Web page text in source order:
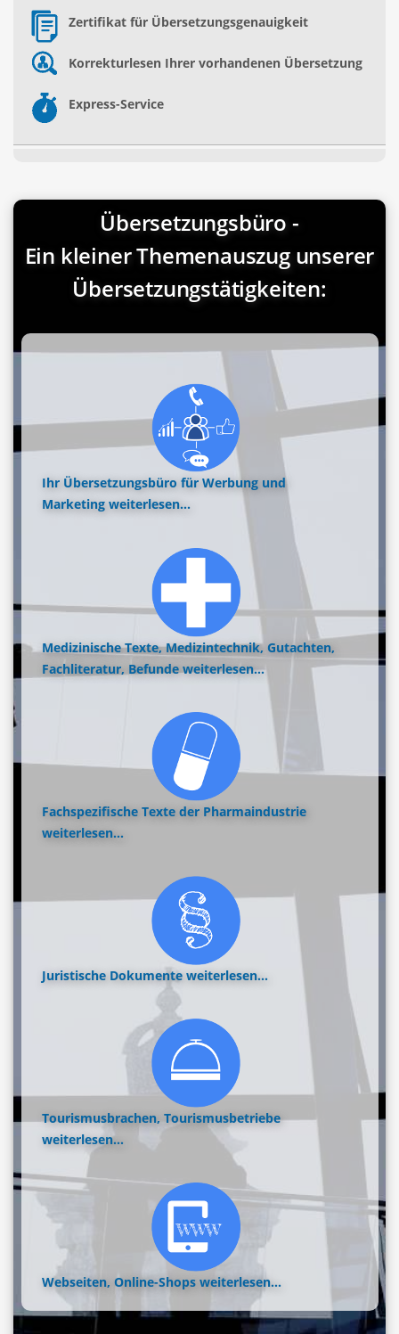
Zertifikat für Übersetzungsgenauigkeit
Korrekturlesen Ihrer vorhandenen Übersetzung
Express-Service
Übersetzungsbüro -
Ein kleiner Themenauszug unserer
Übersetzungstätigkeiten:
Ihr Übersetzungsbüro für Werbung und
Marketing weiterlesen...
Medizinische Texte, Medizintechnik, Gutachten,
Fachliteratur, Befunde weiterlesen...
Fachspezifische Texte der Pharmaindustrie
weiterlesen...
Juristische Dokumente weiterlesen...
Tourismusbrachen, Tourismusbetriebe
weiterlesen...
Webseiten, Online-Shops weiterlesen...